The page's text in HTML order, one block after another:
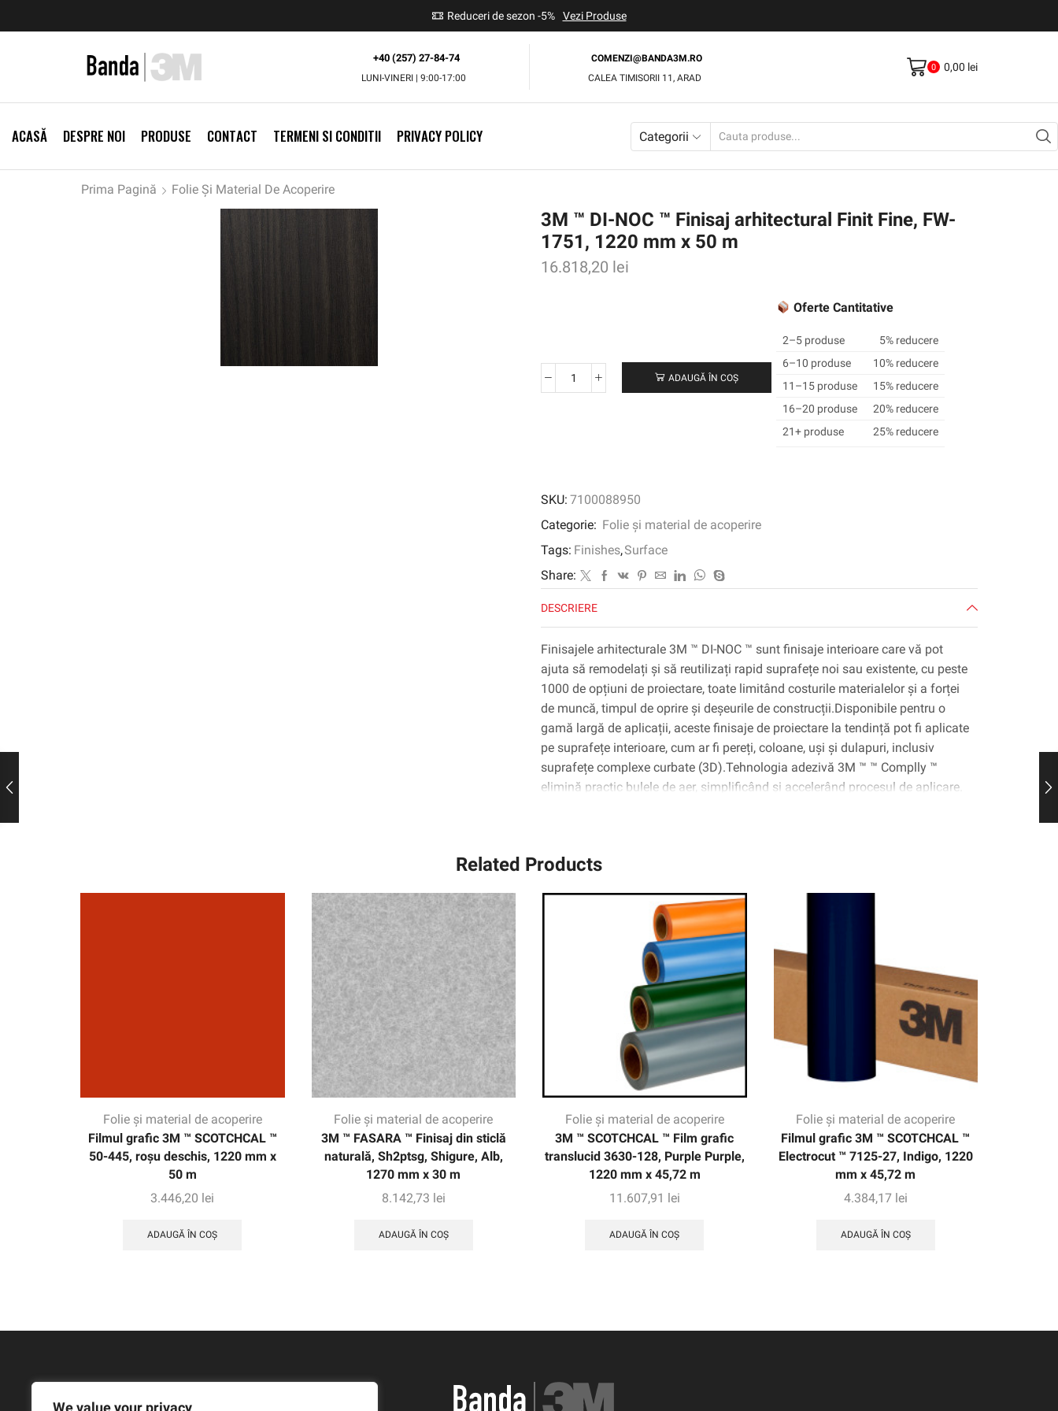
We value your privacy
Reduceri de sezon -5% Vezi Produse
+40 (257) 27-84-74
LUNI-VINERI | 9:00-17:00
COMENZI@BANDA3M.RO
CALEA TIMISORII 11, ARAD
0 0,00 lei
ACASĂ DESPRE NOI PRODUSE CONTACT TERMENI SI CONDITII PRIVACY POLICY Categorii
Prima Pagină Folie Și Material De Acoperire
3M ™ DI-NOC ™ Finisaj arhitectural Finit Fine, FW-
1751, 1220 mm x 50 m
16.818,20 lei
Cantitate
arhitectural
Finit
FW-
1751,
1220
mm
x
50
m
ADAUGĂ ÎN COȘ
Oferte Cantitative
2–5 produse
5% reducere
6–10 produse
10% reducere
11–15 produse
15% reducere
16–20 produse
20% reducere
21+ produse
25% reducere
SKU: 7100088950
Categorie: Folie și material de acoperire
Tags: Finishes,Surface
Share:
DESCRIERE
Finisajele arhitecturale 3M ™ DI-NOC ™ sunt finisaje interioare care vă pot
ajuta să remodelați și să reutilizați rapid suprafețe noi sau existente, cu peste
1000 de opțiuni de proiectare, toate limitând costurile materialelor și a forței
de muncă, timpul de oprire și deșeurile de construcții.Disponibile pentru o
gamă largă de aplicații, aceste finisaje de proiectare la tendință pot fi aplicate
pe suprafețe interioare, cum ar fi pereți, coloane, uși și dulapuri, inclusiv
suprafețe complexe curbate (3D).Tehnologia adezivă 3M ™ ™ Complly ™
elimină practic bulele de aer, simplificând și accelerând procesul de aplicare.
Related Products
Folie și material de acoperire
Filmul grafic 3M ™ SCOTCHCAL ™
50-445, roșu deschis, 1220 mm x
50 m
3.446,20 lei
ADAUGĂ ÎN COȘ
Folie și material de acoperire
3M ™ FASARA ™ Finisaj din sticlă
naturală, Sh2ptsg, Shigure, Alb,
1270 mm x 30 m
8.142,73 lei
ADAUGĂ ÎN COȘ
Folie și material de acoperire
3M ™ SCOTCHCAL ™ Film grafic
translucid 3630-128, Purple Purple,
1220 mm x 45,72 m
11.607,91 lei
ADAUGĂ ÎN COȘ
Folie și material de acoperire
Filmul grafic 3M ™ SCOTCHCAL ™
Electrocut ™ 7125-27, Indigo, 1220
mm x 45,72 m
4.384,17 lei
ADAUGĂ ÎN COȘ